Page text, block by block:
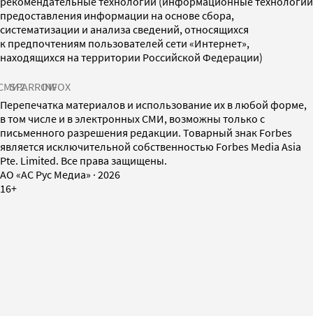
предоставления информации на основе сбора,
систематизации и анализа сведений, относящихся
к предпочтениям пользователей сети «Интернет»,
находящихся на территории Российской Федерации)
SPARROWINFOX
Перепечатка материалов и использование их в любой форме,
в том числе и в электронных СМИ, возможны только с
письменного разрешения редакции. Товарный знак Forbes
является исключительной собственностью Forbes Media Asia
Pte. Limited. Все права защищены.
AO «АС Рус Медиа» · 2026
16+